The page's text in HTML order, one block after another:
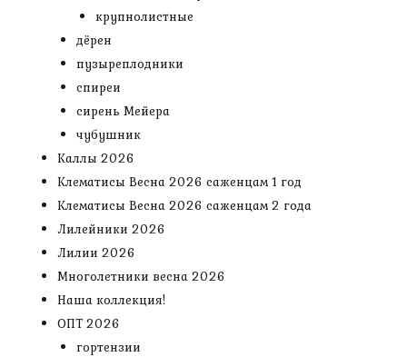
крупнолистные
дёрен
пузыреплодники
спиреи
сирень Мейера
чубушник
Каллы 2026
Клематисы Весна 2026 саженцам 1 год
Клематисы Весна 2026 саженцам 2 года
Лилейники 2026
Лилии 2026
Многолетники весна 2026
Наша коллекция!
ОПТ 2026
гортензии